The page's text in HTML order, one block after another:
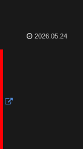
2026.05.24